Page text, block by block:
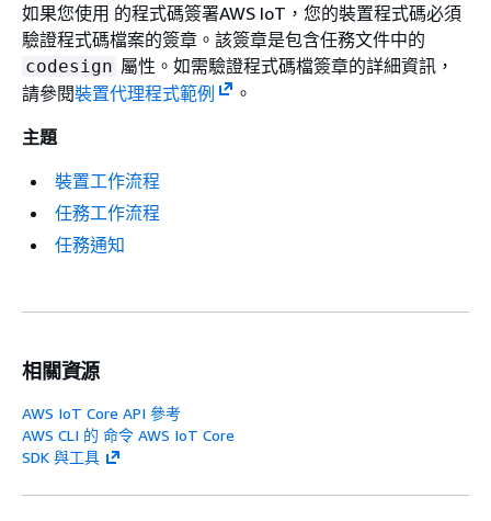
如果您使用 的程式碼簽署AWS IoT，您的裝置程式碼必須
驗證程式碼檔案的簽章。該簽章是包含任務文件中的
codesign 屬性。如需驗證程式碼檔簽章的詳細資訊，
請參閱裝置代理程式範例
。
主題
裝置工作流程
任務工作流程
任務通知
相關資源
AWS IoT Core API 參考
AWS CLI 的 命令 AWS IoT Core
SDK 與工具